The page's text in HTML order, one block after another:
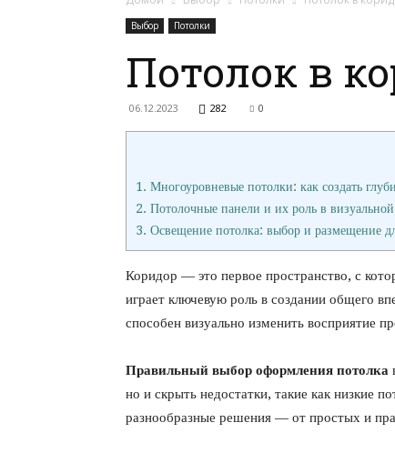
Выбор Потолки
Потолок в
06.12.2023 282 0
1. Многоуровневые потолки: как создать
2. Потолочные панели и их роль в
3. Освещение потолка: выбор и размещение
Коридор — это первое пространство, с
играет ключевую роль в создании общего
способен визуально изменить восприятие
Правильный выбор оформления потолка
но и скрыть недостатки, такие как низкие
разнообразные решения — от простых и